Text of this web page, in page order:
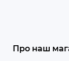
Про наш